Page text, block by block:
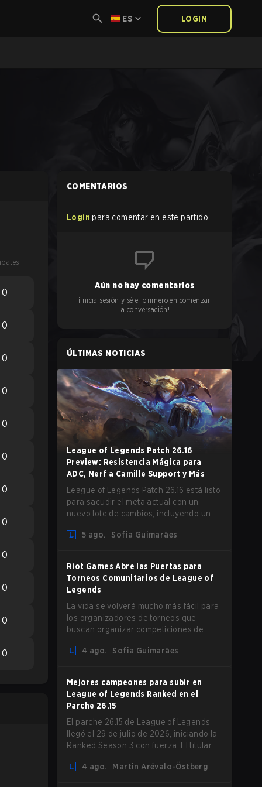
ES LOGIN
0
0
0
0
0
0
0
0
0
0
0
0
COMENTARIOS
Login para comentar en este partido
Aún no hay comentarios
¡Inicia sesión y sé el primero en comenzar
la conversación!
ÚLTIMAS NOTICIAS
League of Legends Patch 26.16
Preview: Resistencia Mágica para
ADC, Nerf a Camille Support y Más
League of Legends Patch 26.16 está listo
para sacudir el meta actual con un
nuevo lote de cambios, incluyendo un
los ADCs y nerfs a Camille que podrían
5 ago. Sofia Guimarães
Riot Games Abre las Puertas para
Torneos Comunitarios de League of
Legends
La vida se volverá mucho más fácil para
los organizadores de torneos que
buscan organizar competiciones de
ha actualizado sus Directrices de
obsoletas.
4 ago. Sofia Guimarães
Mejores campeones para subir en
League of Legends Ranked en el
Parche 26.15
El parche 26.15 de League of Legends
llegó el 29 de julio de 2026, iniciando la
Ranked Season 3 con fuerza. El titular
la última actualización también trajo
4 ago. Martin Arévalo-Östberg